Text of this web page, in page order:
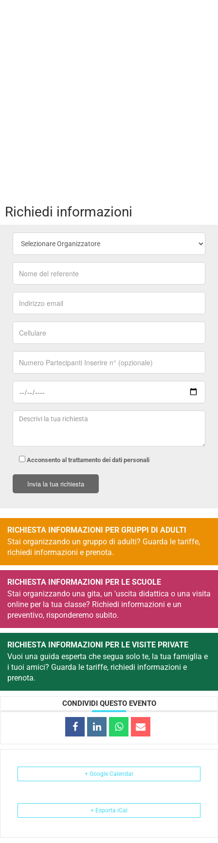
Richiedi informazioni
Acconsento al trattamento dei dati personali
RICHIESTA INFORMAZIONI PER GRUPPI DI ADULTI
Stai organizzando un gruppo di adulti? Guarda le tariffe,
richiedi informazioni e prenota.
RICHIESTA INFORMAZIONI PER LE SCUOLE
Stai organizzando una gita, un 'uscita didattica o una visita
online per la tua classe? Richiedi informazioni e un
preventivo, risponderemo subito.
RICHIESTA INFORMAZIONI PER LE VISITE PRIVATE
Vuoi una guida esperta che segua solo te, la tua famiglia e
i tuoi amici? Guarda le tariffe, richiedi informazioni e
prenota.
CONDIVIDI QUESTO EVENTO
+ Google Calendar
+ Esporta iCal